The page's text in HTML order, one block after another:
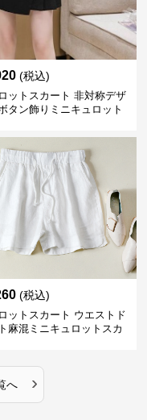
(税込)
ットスカート 非対称デザ
タン飾りミニキュロット
(税込)
ットスカート ウエストド
麻混ミニキュロットスカ
へ ›